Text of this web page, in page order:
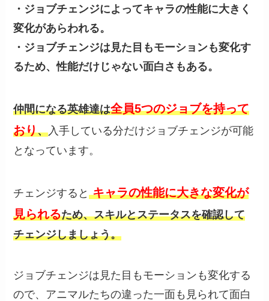
・ジョブチェンジによってキャラの性能に大きく
変化があらわれる。
・ジョブチェンジは見た目もモーションも変化す
るため、性能だけじゃない面白さもある。
仲間になる英雄達は全員5つのジョブを持って
おり、入手している分だけジョブチェンジが可能
となっています。
チェンジするとキャラの性能に大きな変化が
見られるため、スキルとステータスを確認して
チェンジしましょう。
ジョブチェンジは見た目もモーションも変化する
ので、アニマルたちの違った一面も見られて面白